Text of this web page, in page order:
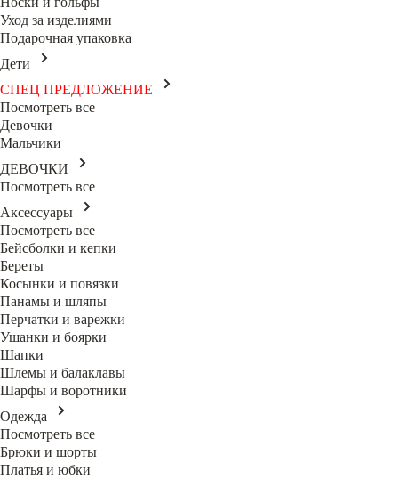
Уход за изделиями
Подарочная упаковка
Дети
СПЕЦ ПРЕДЛОЖЕНИЕ
Посмотреть все
Девочки
Мальчики
ДЕВОЧКИ
Посмотреть все
Аксессуары
Посмотреть все
Бейсболки и кепки
Береты
Косынки и повязки
Панамы и шляпы
Перчатки и варежки
Ушанки и боярки
Шапки
Шлемы и балаклавы
Шарфы и воротники
Одежда
Посмотреть все
Брюки и шорты
Платья и юбки